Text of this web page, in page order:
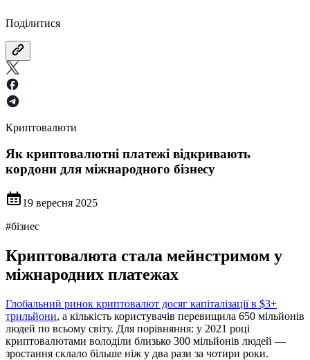
Поділитися
Криптовалюти
Як криптовалютні платежі відкривають
кордони для міжнародного бізнесу
19 вересня 2025
#бізнес
Криптовалюта стала мейнстримом у
міжнародних платежах
Глобальний ринок криптовалют досяг капіталізації в $3+
трильйони, а кількість користувачів перевищила 650 мільйонів
людей по всьому світу. Для порівняння: у 2021 році
криптовалютами володіли близько 300 мільйонів людей —
зростання склало більше ніж у два рази за чотири роки.